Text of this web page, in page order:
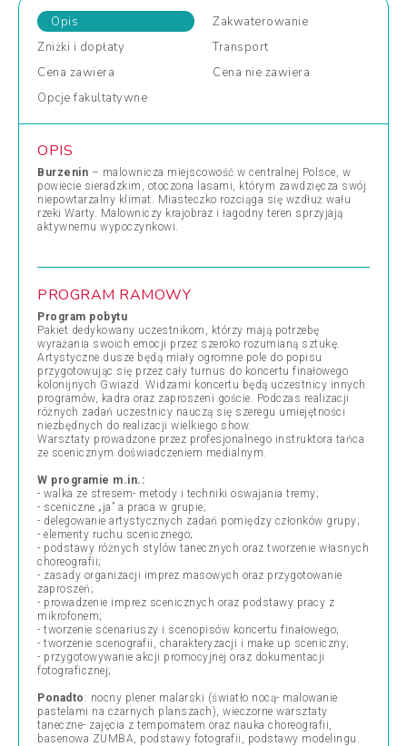
Opis
Zakwaterowanie
Zniżki i dopłaty
Transport
Cena zawiera Cena nie zawiera
Opcje fakultatywne
OPIS
Burzenin – malownicza miejscowość w centralnej Polsce, w
powiecie sieradzkim, otoczona lasami, którym zawdzięcza swój
niepowtarzalny klimat. Miasteczko rozciąga się wzdłuż wału
rzeki Warty. Malowniczy krajobraz i łagodny teren sprzyjają
aktywnemu wypoczynkowi.
PROGRAM RAMOWY
Program pobytu
Pakiet dedykowany uczestnikom, którzy mają potrzebę
wyrażania swoich emocji przez szeroko rozumianą sztukę.
Artystyczne dusze będą miały ogromne pole do popisu
przygotowując się przez cały turnus do koncertu finałowego
kolonijnych Gwiazd. Widzami koncertu będą uczestnicy innych
programów, kadra oraz zaproszeni goście. Podczas realizacji
różnych zadań uczestnicy nauczą się szeregu umiejętności
niezbędnych do realizacji wielkiego show.
Warsztaty prowadzone przez profesjonalnego instruktora tańca
ze scenicznym doświadczeniem medialnym.
W programie m.in.:
- walka ze stresem- metody i techniki oswajania tremy;
- sceniczne „ja” a praca w grupie;
- delegowanie artystycznych zadań pomiędzy członków grupy;
- elementy ruchu scenicznego;
- podstawy różnych stylów tanecznych oraz tworzenie własnych
choreografii;
- zasady organizacji imprez masowych oraz przygotowanie
zaproszeń;
- prowadzenie imprez scenicznych oraz podstawy pracy z
mikrofonem;
- tworzenie scenariuszy i scenopisów koncertu finałowego;
- tworzenie scenografii, charakteryzacji i make up sceniczny;
- przygotowywanie akcji promocyjnej oraz dokumentacji
fotograficznej;
Ponadto : nocny plener malarski (światło nocą- malowanie
pastelami na czarnych planszach), wieczorne warsztaty
taneczne- zajęcia z tempomatem oraz nauka choreografii,
basenowa ZUMBA, podstawy fotografii, podstawy modelingu.